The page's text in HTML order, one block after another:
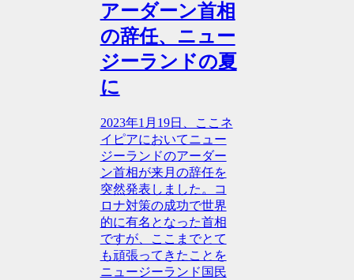
アーダーン首相
の辞任、ニュー
ジーランドの夏
に
2023年1月19日、ここネ
イピアにおいてニュー
ジーランドのアーダー
ン首相が来月の辞任を
突然発表しました。コ
ロナ対策の成功で世界
的に有名となった首相
ですが、ここまでとて
も頑張ってきたことを
ニュージーランド国民